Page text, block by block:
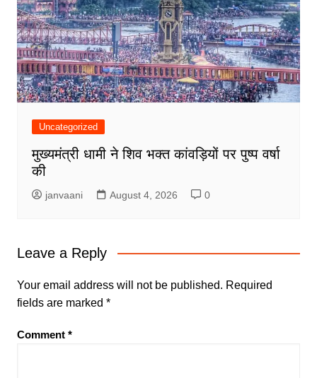
Uncategorized
मुख्यमंत्री धामी ने शिव भक्त कांवड़ियों पर पुष्प वर्षा
की
janvaani August 4, 2026 0
Leave a Reply
Your email address will not be published. Required
fields are marked *
Comment *